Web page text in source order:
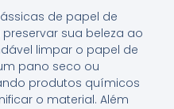
de papel de
sua beleza ao
limpar o papel de
pano seco ou
produtos químicos
o material. Além